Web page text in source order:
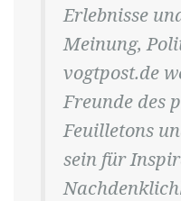
Erlebnisse
Meinung,
vogtpost.de
Freunde des
Feuilletons
sein für